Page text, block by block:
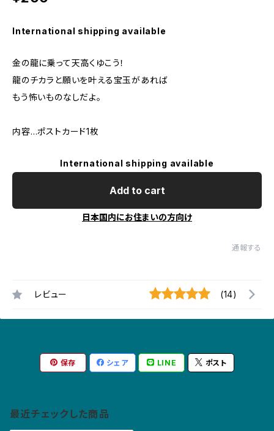
International shipping available
金の龍に乗って天高くゆこう！
龍のチカラと願いを叶える宝玉があれば
もう怖いものなしだよ。
内容…ポストカード1枚
International shipping available
Add to cart
日本国内にお住まいの方向け
通報する
レビュー (14)
保存 シェア LINE ポスト
最近チェックした商品